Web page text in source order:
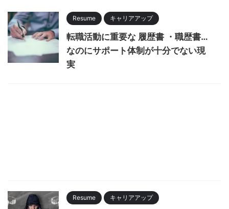
Resume キャリアアップ
転職活動に重要な 履歴書 ・職歴書…
なのにサポート体制が十分でない現
実
Resume キャリアアップ